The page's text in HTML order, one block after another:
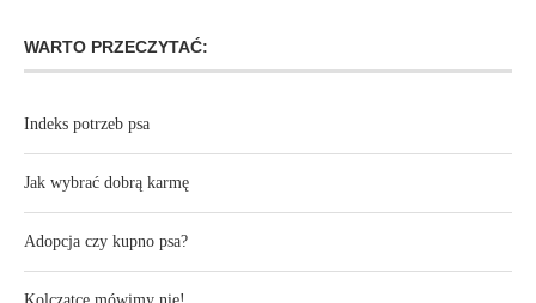
WARTO PRZECZYTAĆ:
Indeks potrzeb psa
Jak wybrać dobrą karmę
Adopcja czy kupno psa?